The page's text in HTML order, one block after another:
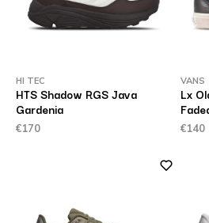
HI TEC
HTS Shadow RGS Java
Gardenia
€170
VANS
Lx
€140